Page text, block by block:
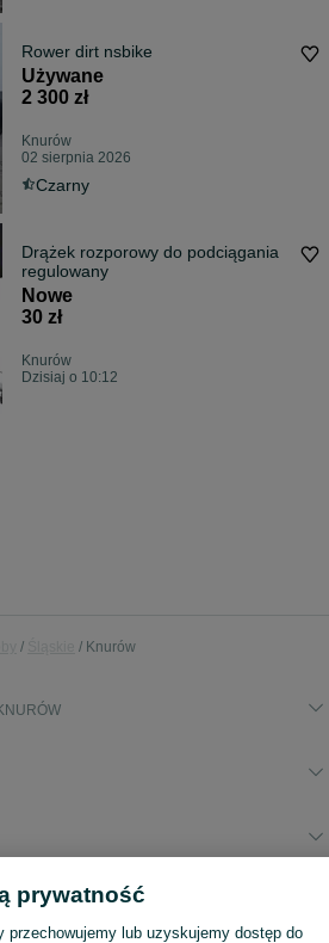
Rower dirt nsbike
Używane
2 300 zł
Knurów
02 sierpnia 2026
Czarny
Drążek rozporowy do podciągania
regulowany
Nowe
30 zł
Knurów
Dzisiaj o 10:12
Knurów
prywatność
przechowujemy lub uzyskujemy dostęp do